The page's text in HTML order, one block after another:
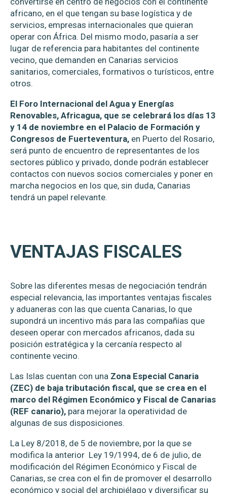
africano, en el que tengan su base logística y de
servicios, empresas internacionales que quieran
operar con África. Del mismo modo, pasaría a ser
lugar de referencia para habitantes del continente
vecino, que demanden en Canarias servicios
sanitarios, comerciales, formativos o turísticos, entre
otros.
El Foro Internacional del Agua y Energías
Renovables, Africagua, que se celebrará los días 13
y 14 de noviembre en el Palacio de Formación y
Congresos de Fuerteventura, en Puerto del Rosario,
será punto de encuentro de representantes de los
sectores público y privado, donde podrán establecer
contactos con nuevos socios comerciales y poner en
marcha negocios en los que, sin duda, Canarias
tendrá un papel relevante.
VENTAJAS FISCALES
Sobre las diferentes mesas de negociación tendrán
especial relevancia, las importantes ventajas fiscales
y aduaneras con las que cuenta Canarias, lo que
supondrá un incentivo más para las compañías que
deseen operar con mercados africanos, dada su
posición estratégica y la cercanía respecto al
continente vecino.
Las Islas cuentan con una Zona Especial Canaria
(ZEC) de baja tributación fiscal, que se crea en el
marco del Régimen Económico y Fiscal de Canarias
(REF canario), para mejorar la operatividad de
algunas de sus disposiciones.
La Ley 8/2018, de 5 de noviembre, por la que se
modifica la anterior Ley 19/1994, de 6 de julio, de
modificación del Régimen Económico y Fiscal de
Canarias, se crea con el fin de promover el desarrollo
económico y social del archipiélago y diversificar su